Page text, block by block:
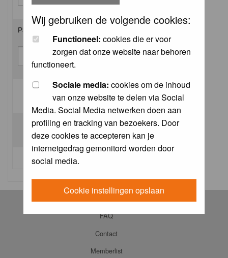
Wij gebruiken de volgende cookies:
Functioneel: cookies die er voor
zorgen dat onze website naar behoren
functioneert.
Sociale media: cookies om de inhoud
van onze website te delen via Social
Media. Social Media netwerken doen aan
profiling en tracking van bezoekers. Door
deze cookies te accepteren kan je
internetgedrag gemonitord worden door
social media.
Cookie instellingen opslaan
Password:
Log me on automatically each visit:
I forgot my password
FAQ
Contact
Memberlist